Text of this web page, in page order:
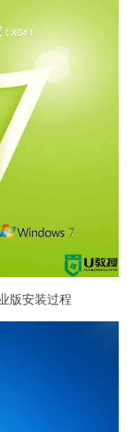
版安装过程